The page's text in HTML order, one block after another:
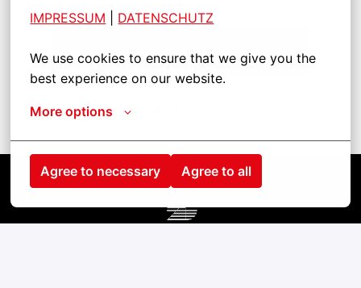
IMPRESSUM DATENSCHUTZ
We use cookies to ensure that we give you the
best experience on our website.
More options
Agree to necessary Agree to all
Apply
Pagina de pornire